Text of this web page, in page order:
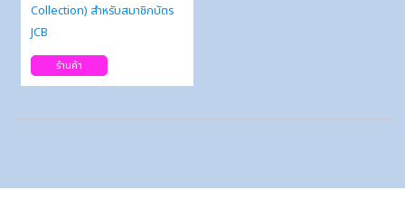
Collection) สำหรับสมาชิกบัตร
JCB
ร้านค้า